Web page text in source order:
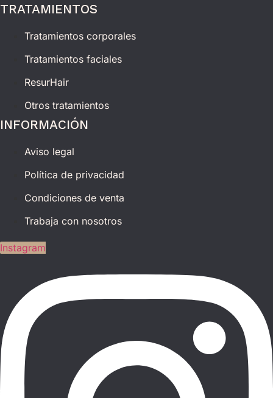
TRATAMIENTOS
Tratamientos corporales
Tratamientos faciales
ResurHair
Otros tratamientos
INFORMACIÓN
Aviso legal
Política de privacidad
Condiciones de venta
Trabaja con nosotros
Instagram